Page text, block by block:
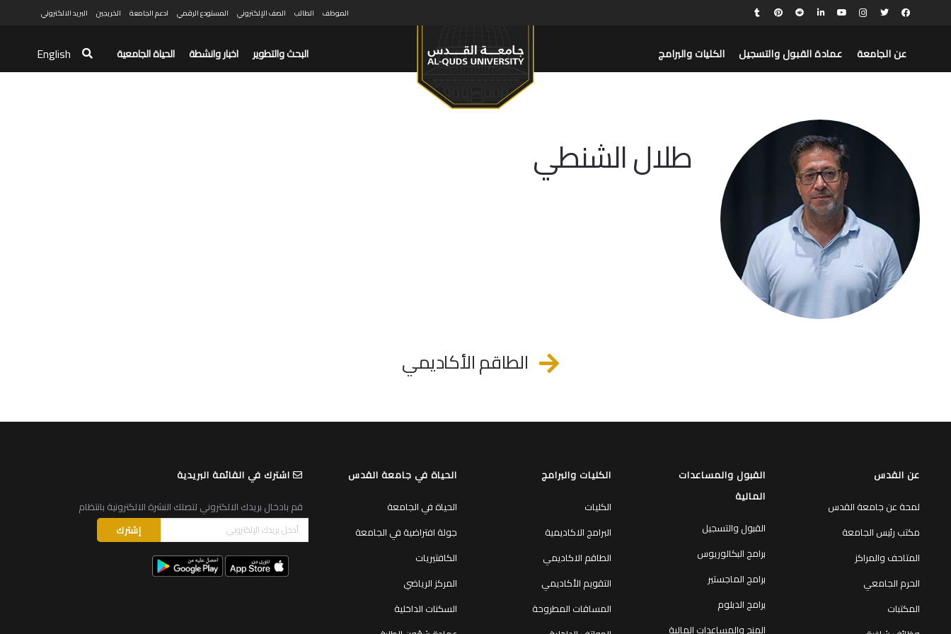
الموظف الطالب الصف الإلكتروني المستودع الرقمي ادعم الجامعة الخريجين البريد الالكتروني
عن الجامعة عمادة القبول والتسجيل الكليات والبرامج البحث والتطوير اخبار وانشطة الحياة الجامعية English
طلال الشنطي
الطاقم الأكاديمي
عن القدس
لمحة عن جامعة القدس
مكتب رئيس الجامعة
المتاحف والمراكز
الحرم الجامعي
المكتبات
القبول والمساعدات
المالية
القبول والتسجيل
برامج البكالوريوس
برامج الماجستير
برامج الدبلوم
المنح والمساعدات المالية
الكليات والبرامج
الكليات
البرامج الاكاديمية
الطاقم الاكاديمي
التقويم الأكاديمي
المساقات المطروحة
الحياة في جامعة القدس
الحياة في الجامعة
جولة افتراضية في الجامعة
الكافتيريات
المركز الرياضي
السكنات الداخلية
اشترك في القائمة البريدية
قم بادخال بريدك الالكتروني لتصلك النشرة الالكترونية بانتظام